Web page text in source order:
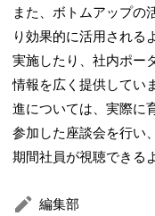
また、ボトムアップの
り効果的に活用される
実施したり、社内ポー
情報を広く提供してい
進については、実際に
参加した座談会を行い
期間社員が視聴できる
編集部